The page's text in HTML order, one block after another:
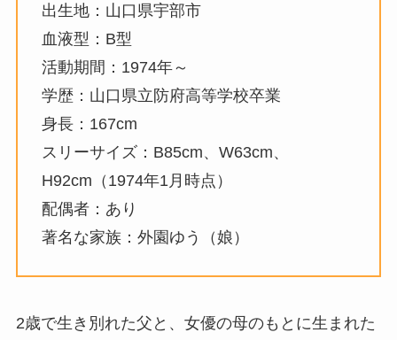
出生地：山口県宇部市
血液型：B型
活動期間：1974年～
学歴：山口県立防府高等学校卒業
身長：167cm
スリーサイズ：B85cm、W63cm、
H92cm（1974年1月時点）
配偶者：あり
著名な家族：外園ゆう（娘）
2歳で生き別れた父と、女優の母のもとに生まれた